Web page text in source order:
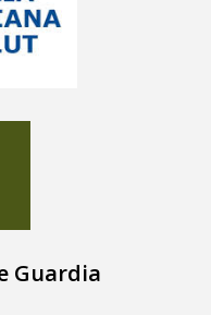
Guardia